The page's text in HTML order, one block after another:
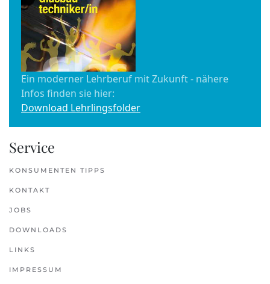
Ein moderner Lehrberuf mit Zukunft - nähere
Infos finden sie hier:
Download Lehrlingsfolder
Service
KONSUMENTEN TIPPS
KONTAKT
JOBS
DOWNLOADS
LINKS
IMPRESSUM